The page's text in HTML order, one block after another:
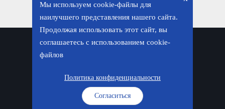
Мы используем cookie-файлы для
наилучшего представления нашего сайта.
Продолжая использовать этот сайт, вы
соглашаетесь с использованием cookie-
файлов
Согласиться
Политика конфиденциальности